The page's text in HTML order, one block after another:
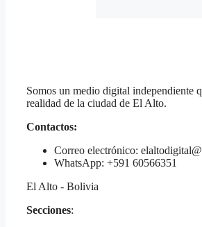
Somos un medio digital independiente
realidad de la ciudad de El Alto.
Contactos:
Correo electrónico:
WhatsApp: +591 60566351
El Alto - Bolivia
Secciones: